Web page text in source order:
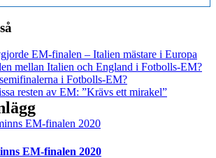
EM-finalen – Italien mästare i Europa
mellan Italien och England i Fotbolls-EM?
i Fotbolls-EM?
resten av EM: ”Krävs ett mirakel”
EM-finalen 2020